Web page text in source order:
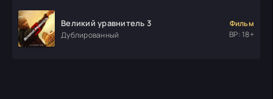
Великий уравнитель 3
Дублированный
Фильм
ВР: 18+